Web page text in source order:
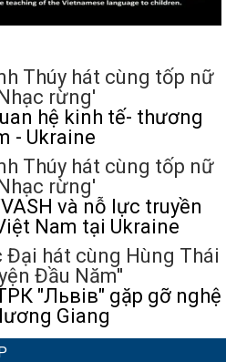
hệ kinh tế- thương
- Ukraine
và nỗ lực truyền
Nam tại Ukraine
"Львів" gặp gỡ nghệ
Giang